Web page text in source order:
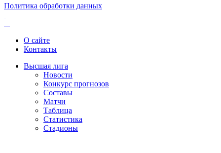
Политика обработки данных
О сайте
Контакты
Высшая лига
Новости
Конкурс прогнозов
Составы
Матчи
Таблица
Статистика
Стадионы